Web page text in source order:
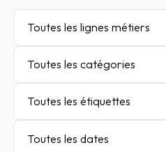
Toutes les lignes métiers
Toutes les catégories
Toutes les étiquettes
Toutes les dates